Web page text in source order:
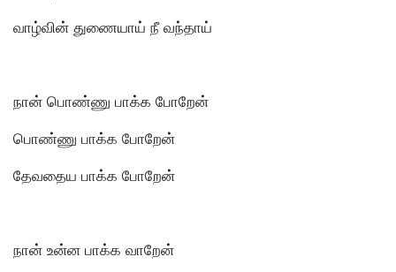
வாழ்வின் துணையாய் நீ வந்தாய்
நான் பொண்ணு பாக்க போறேன்
பொண்ணு பாக்க போறேன்
தேவதைய பாக்க போறேன்
நான் உன்ன பாக்க வாறேன்